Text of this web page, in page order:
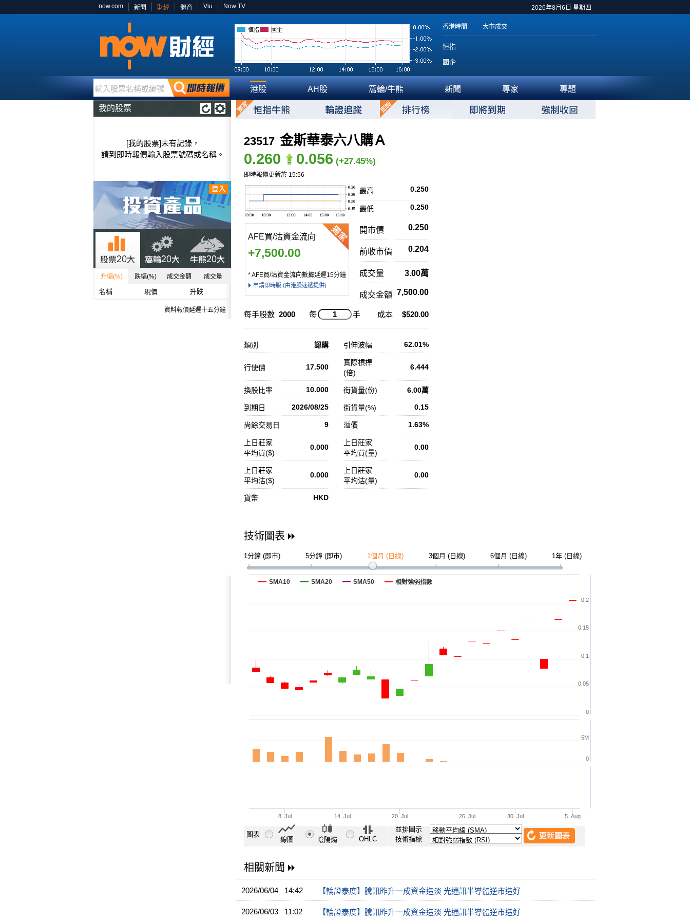
2026年8月6日 星期四
now.com 新聞 財經 體育 Viu Now TV
恒指 國企 香港時間 大市成交
恒指
國企
輸入股票名稱或編號 港股 AH股 窩輪/牛熊 新聞 專家 專題
我的股票
[我的股票]未有記錄，
請到即時報價輸入股票號碼或名稱。
升幅(%) 跌幅(%) 成交金額 成交量
名稱 現價 升跌
資料報價延遲十五分鐘
23517 金斯華泰六八購Ａ
0.260 0.056 (+27.45%)
即時報價更新於 15:56
0.250
最高
0.250
最低
AFE買/沽資金流向
+7,500.00
* AFE買/沽資金流向數據延遲15分鐘
申請即時版 (由港股速遞提供)
開市價 0.250
前收市價 0.204
成交量 3.00萬
成交金額 7,500.00
每手股數 2000 每 手 成本 $520.00
類別 認購 引伸波幅 62.01%
行使價 17.500
實際槓桿
(倍)
6.444
換股比率 10.000 街貨量(份) 6.00萬
到期日 2026/08/25 街貨量(%) 0.15
尚餘交易日 9 溢價 1.63%
上日莊家
平均買($)
0.000
上日莊家
平均買(量)
0.00
上日莊家
平均沽($)
0.000
上日莊家
平均沽(量)
0.00
貨幣 HKD
技術圖表
1分鐘 (即市) 5分鐘 (即市) 1個月 (日線) 3個月 (日線) 6個月 (日線) 1年 (日線)
圖表
線圖 陰陽燭 OHLC
並排圖示
技術指標
相關新聞
2026/06/04 14:42 【輪證泰度】騰訊昨升一成資金造淡 光通訊半導體逆市造好
2026/06/03 11:02 【輪證泰度】騰訊昨升一成資金造淡 光通訊半導體逆市造好